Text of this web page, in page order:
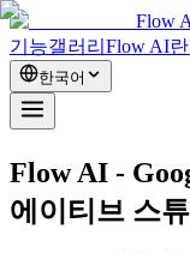
Flow
기능갤러리 Flow AI란
한국어
Flow AI -
에이티브 스